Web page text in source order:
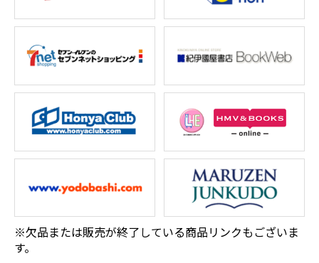
※欠品または販売が終了している商品リンクもございま
す。